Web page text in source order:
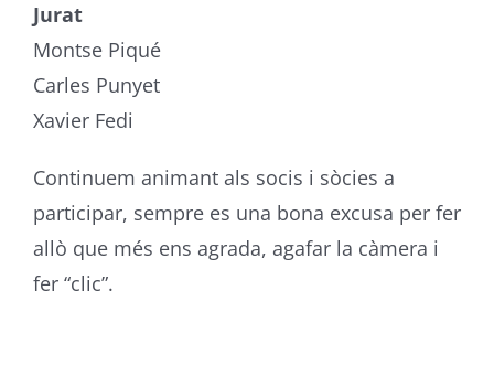
Jurat
Montse Piqué
Carles Punyet
Xavier Fedi
Continuem animant als socis i sòcies a
participar, sempre es una bona excusa per fer
allò que més ens agrada, agafar la càmera i
fer “clic”.